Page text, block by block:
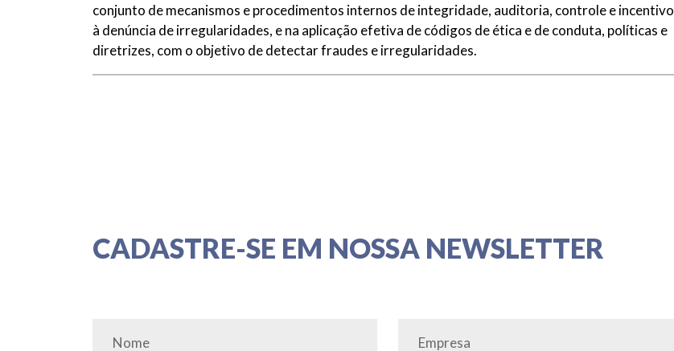
conjunto de mecanismos e procedimentos internos de integridade, auditoria, controle e incentivo
à denúncia de irregularidades, e na aplicação efetiva de códigos de ética e de conduta, políticas e
diretrizes, com o objetivo de detectar fraudes e irregularidades.
CADASTRE-SE EM NOSSA NEWSLETTER